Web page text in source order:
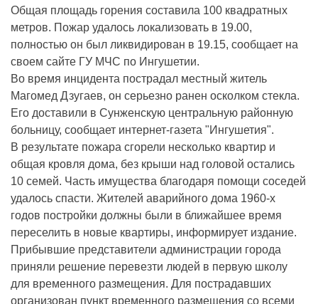
Общая площадь горения составила 100 квадратных
метров. Пожар удалось локализовать в 19.00,
полностью он был ликвидирован в 19.15, сообщает на
своем сайте ГУ МЧС по Ингушетии.
Во время инцидента пострадал местный житель
Магомед Дзугаев, он серьезно ранен осколком стекла.
Его доставили в Сунженскую центральную районную
больницу, сообщает интернет-газета "Ингушетия".
В результате пожара сгорели несколько квартир и
общая кровля дома, без крыши над головой остались
10 семей. Часть имущества благодаря помощи соседей
удалось спасти. Жителей аварийного дома 1960-х
годов постройки должны были в ближайшее время
переселить в новые квартиры, информирует издание.
Прибывшие представители администрации города
приняли решение перевезти людей в первую школу
для временного размещения. Для пострадавших
организован пункт временного размещения со всеми